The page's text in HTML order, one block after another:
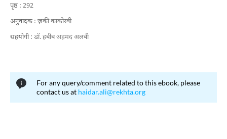
पृष्ठ : 292
अनुवादक : ज़की काकोरवी
सहयोगी : डाॅ. हबीब अहमद अलवी
For any query/comment related to this ebook, please
contact us at haidar.ali@rekhta.org